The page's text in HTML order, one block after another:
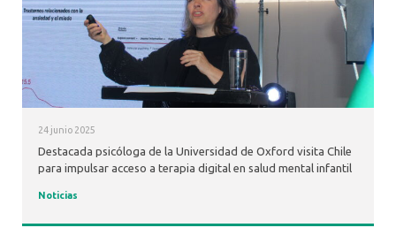
24 junio 2025
Destacada psicóloga de la Universidad de Oxford visita Chile
para impulsar acceso a terapia digital en salud mental infantil
Noticias